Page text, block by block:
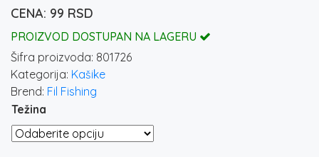
99 RSD
PROIZVOD DOSTUPAN NA LAGERU
Šifra proizvoda: 801726
Kategorija: Kašike
Brend: Fil Fishing
Težina